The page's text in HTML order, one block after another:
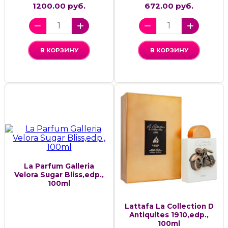
1200.00 руб.
В КОРЗИНУ
672.00 руб.
В КОРЗИНУ
La Parfum Galleria
Velora Sugar Bliss,edp.,
100ml
Lattafa La Collection D
Antiquites 1910,edp.,
100ml